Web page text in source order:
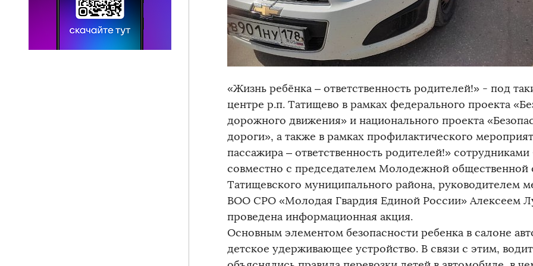
«Жизнь ребёнка – ответственность родителей!» - под
центре р.п. Татищево в рамках федерального проекта
дорожного движения» и национального проекта
дороги», а также в рамках профилактического
пассажира – ответственность родителей!»
совместно с председателем Молодежной общественной
Татищевского муниципального района, руководителем
ВОО СРО «Молодая Гвардия Единой России» Алексеем
проведена информационная акция.
Основным элементом безопасности ребенка в салоне
детское удерживающее устройство. В связи с этим,